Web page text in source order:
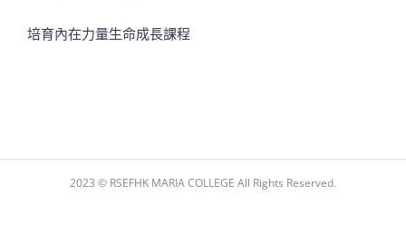
培育內在力量生命成長課程
2023 © RSEFHK MARIA COLLEGE All Rights Reserved.